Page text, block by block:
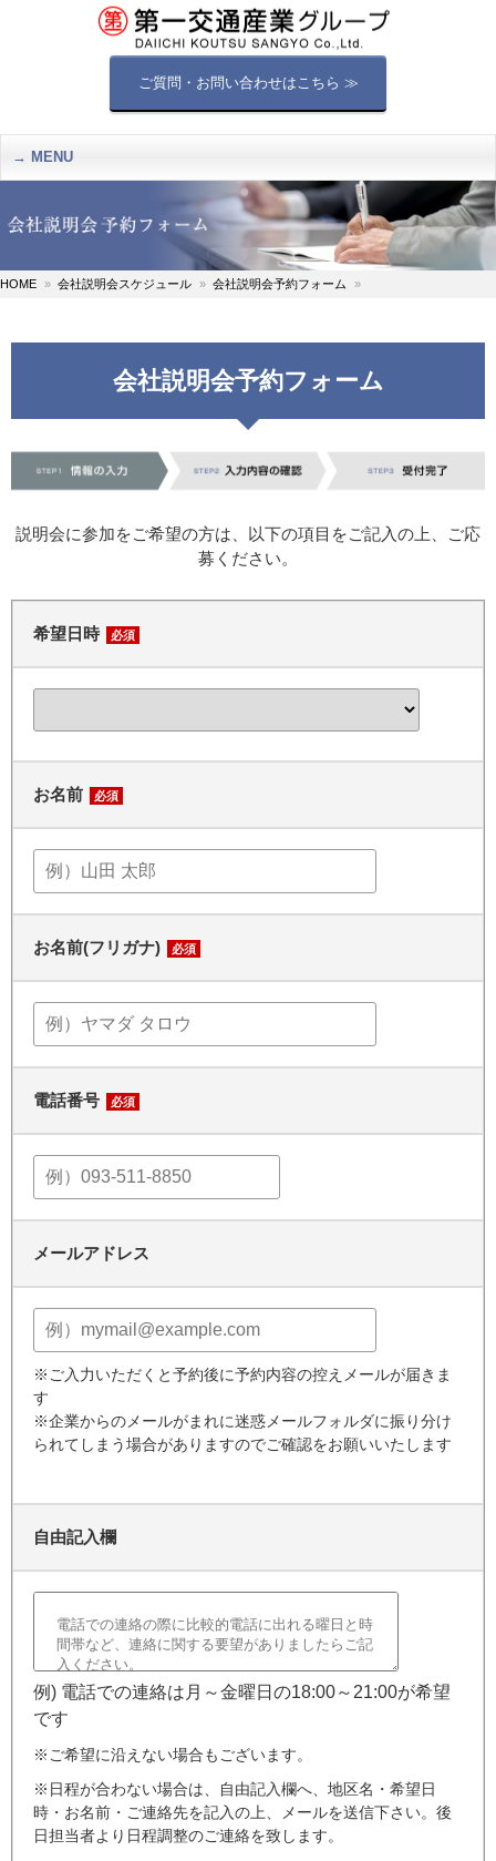
ご質問・お問い合わせはこちら ≫
MENU
HOME 会社説明会スケジュール 会社説明会予約フォーム
会社説明会予約フォーム
説明会に参加をご希望の方は、以下の項目をご記入の上、ご応
募ください。
希望日時 必須
お名前 必須
お名前(フリガナ) 必須
電話番号 必須
メールアドレス
※ご入力いただくと予約後に予約内容の控えメールが届きま
す
※企業からのメールがまれに迷惑メールフォルダに振り分け
られてしまう場合がありますのでご確認をお願いいたします
自由記入欄
例) 電話での連絡は月～金曜日の18:00～21:00が希望
です
※ご希望に沿えない場合もございます。
※日程が合わない場合は、自由記入欄へ、地区名・希望日
時・お名前・ご連絡先を記入の上、メールを送信下さい。後
日担当者より日程調整のご連絡を致します。